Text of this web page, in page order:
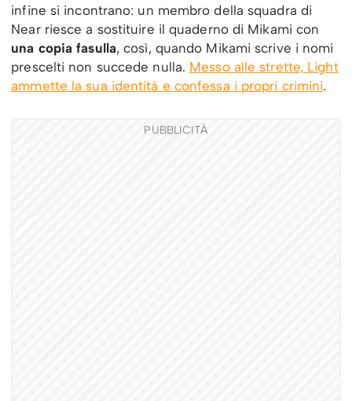
infine si incontrano: un membro della squadra di
Near riesce a sostituire il quaderno di Mikami con
una copia fasulla, così, quando Mikami scrive i nomi
prescelti non succede nulla. Messo alle strette, Light
ammette la sua identità e confessa i propri crimini.
PUBBLICITÀ